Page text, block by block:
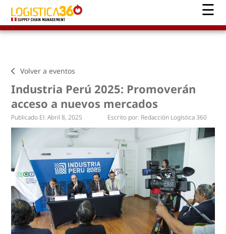
Volver a eventos
Industria Perú 2025: Promoverán
acceso a nuevos mercados
Publicado El: Abril 8, 2025 Escrito por: Redacción Logística 360